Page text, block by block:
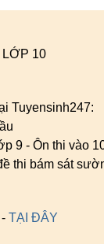
LỚP 10
Tuyensinh247:
9 - Ôn thi vào
thi bám sát
TẠI ĐÂY